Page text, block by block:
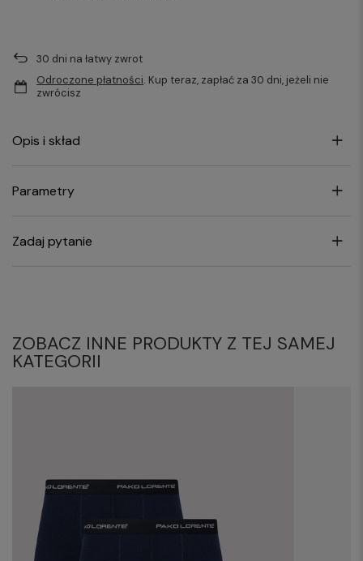
30 dni na łatwy zwrot
Odroczone płatności. Kup teraz, zapłać za 30 dni, jeżeli nie
zwrócisz
Opis i skład
Parametry
Zadaj pytanie
ZOBACZ INNE PRODUKTY Z TEJ SAMEJ
KATEGORII